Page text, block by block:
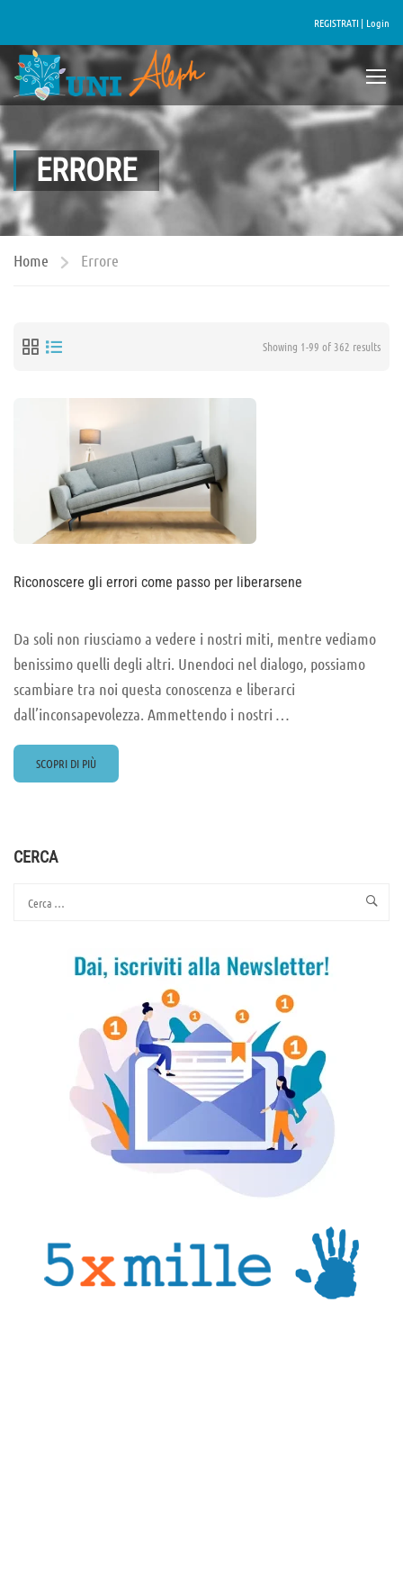
REGISTRATI | Login
ERRORE
Home Errore
Showing 1-99 of 362 results
Riconoscere gli errori come passo per liberarsene
Da soli non riusciamo a vedere i nostri miti, mentre vediamo
benissimo quelli degli altri. Unendoci nel dialogo, possiamo
scambiare tra noi questa conoscenza e liberarci
dall’inconsapevolezza. Ammettendo i nostri …
READ
MORE
ERRORI
PER
SCOPRI DI PIÙ
CERCA